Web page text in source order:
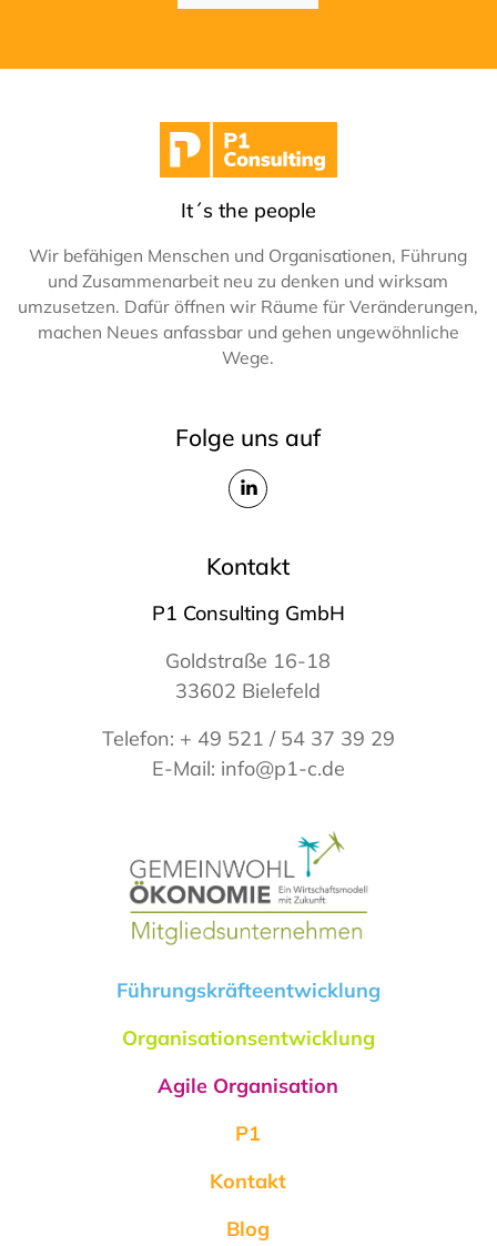
It´s the people
Wir befähigen Menschen und Organisationen, Führung
und Zusammenarbeit neu zu denken und wirksam
umzusetzen. Dafür öffnen wir Räume für Veränderungen,
machen Neues anfassbar und gehen ungewöhnliche
Wege.
Folge uns auf
Kontakt
P1 Consulting GmbH
Goldstraße 16-18
33602 Bielefeld
Telefon: + 49 521 / 54 37 39 29
E-Mail: info@p1-c.de
Führungskräfteentwicklung
Organisationsentwicklung
Agile Organisation
P1
Kontakt
Blog